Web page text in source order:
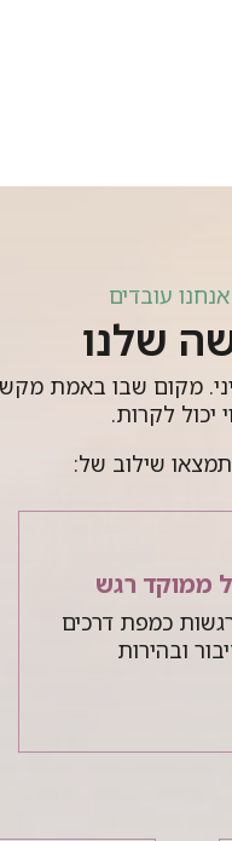
עובדים
שלנו
מקום שבו באמת
יכול לקרות.
שילוב של:
ממוקד רגש
כמפת דרכים
ובהירות